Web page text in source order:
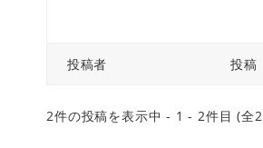
投稿者 投稿
2件の投稿を表示中 - 1 - 2件目 (全